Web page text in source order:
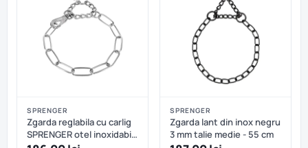
SPRENGER
Zgarda reglabila cu carlig
SPRENGER otel inoxidabil
SPRENGER
Zgarda lant din inox negru
3 mm talie medie - 55 cm